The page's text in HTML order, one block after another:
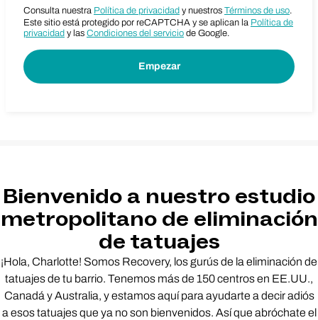
Consulta nuestra Política de privacidad y nuestros Términos de uso.
Este sitio está protegido por reCAPTCHA y se aplican la Política de
privacidad y las Condiciones del servicio de Google.
Bienvenido a nuestro estudio
metropolitano de eliminación
de tatuajes
¡Hola, Charlotte! Somos Recovery, los gurús de la eliminación de
tatuajes de tu barrio. Tenemos más de 150 centros en EE.UU.,
Canadá y Australia, y estamos aquí para ayudarte a decir adiós
a esos tatuajes que ya no son bienvenidos. Así que abróchate el